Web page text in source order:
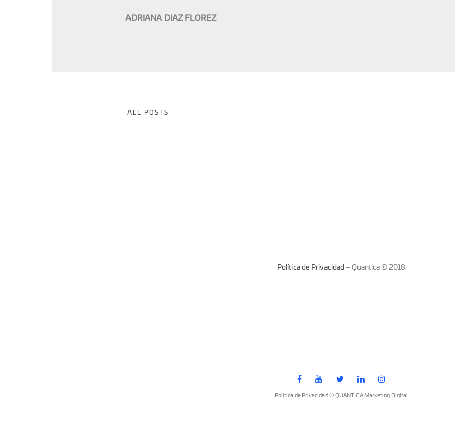
ADRIANA DIAZ FLOREZ
ALL POSTS
Política de Privacidad – Quantica © 2018
Política de Privacidad © QUANTICA Marketing Digital